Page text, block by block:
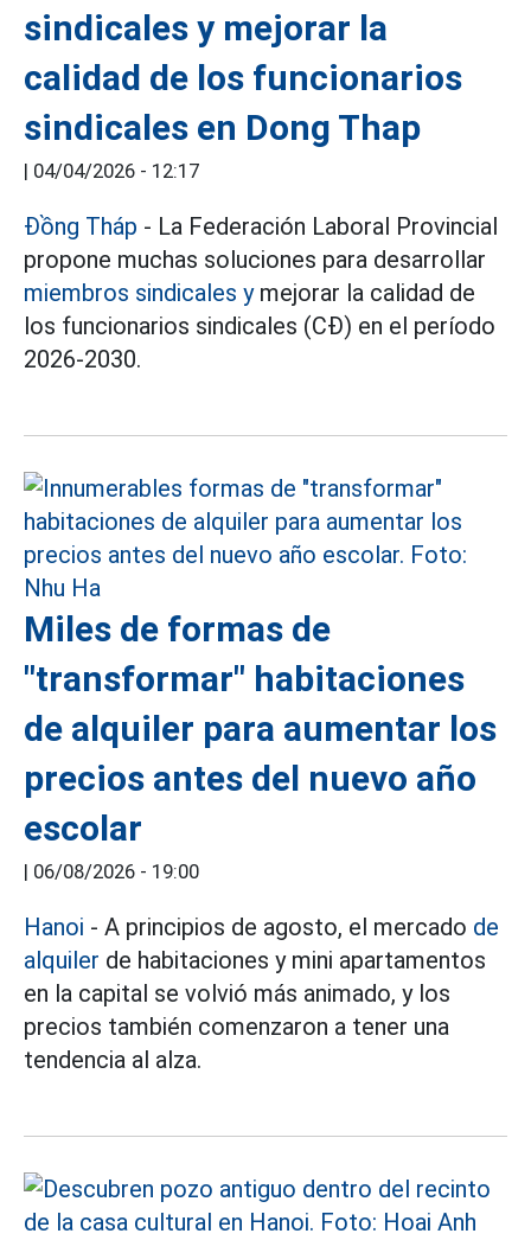
sindicales y mejorar la
calidad de los funcionarios
sindicales en Dong Thap
| 04/04/2026 - 12:17
Đồng Tháp - La Federación Laboral Provincial
propone muchas soluciones para desarrollar
miembros sindicales ymejorar la calidad de
los funcionarios sindicales (CĐ) en el período
2026-2030.
Miles de formas de
"transformar" habitaciones
de alquiler para aumentar los
precios antes del nuevo año
escolar
| 06/08/2026 - 19:00
Hanoi - A principios de agosto, el mercado de
alquiler de habitaciones y mini apartamentos
en la capital se volvió más animado, y los
precios también comenzaron a tener una
tendencia al alza.